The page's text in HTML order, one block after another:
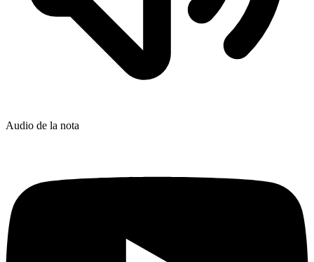
Audio de la nota